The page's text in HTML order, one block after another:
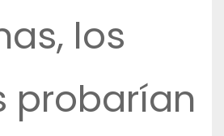
los
probarían